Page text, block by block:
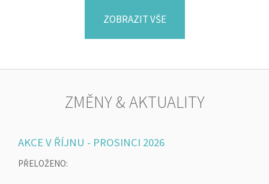
ZOBRAZIT VŠE
ZMĚNY & AKTUALITY
AKCE V ŘÍJNU - PROSINCI 2026
PŘELOŽENO: